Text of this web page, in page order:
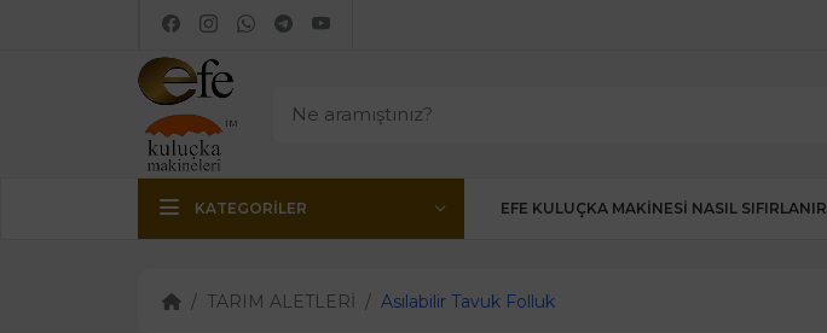
KATEGORILER EFE KULUÇKA MAKINESI NASIL SIFIRLANIR
TARIM ALETLERİ Asılabilir Tavuk Folluk